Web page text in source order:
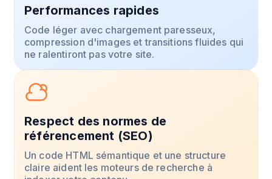
Performances rapides
Code léger avec chargement paresseux,
compression d'images et transitions fluides qui
ne ralentiront pas votre site.
Respect des normes de
référencement (SEO)
Un code HTML sémantique et une structure
claire aident les moteurs de recherche à